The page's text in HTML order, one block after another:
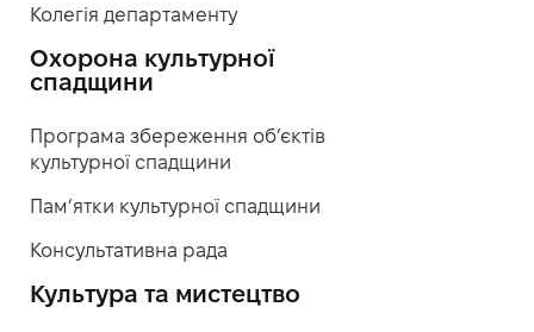
Колегія департаменту
Охорона культурної
спадщини
Програма збереження об’єктів
культурної спадщини
Пам’ятки культурної спадщини
Консультативна рада
Культура та мистецтво